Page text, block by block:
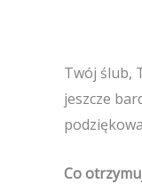
Twój ślub,
jeszcze
Co